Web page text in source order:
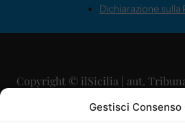
Gestisci Consenso
Dichiarazione sulla
Copyright © ilSicilia | aut.
29/09/2015